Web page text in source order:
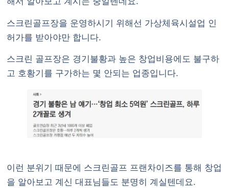
스크린골프장을 운영하시기 위해선 가상체육시설업 인
허가를 받아야만 합니다.
스크린 골프장은 경기불황과 높은 창업비용에도 불구하
고 호황기를 구가하는 몇 안되는 업종입니다.
이런 분위기 때문에 스크린골프 프랜차이즈를 통해 창업
을 알아보고 계신 대표님들도 분명히 계실텐데요.